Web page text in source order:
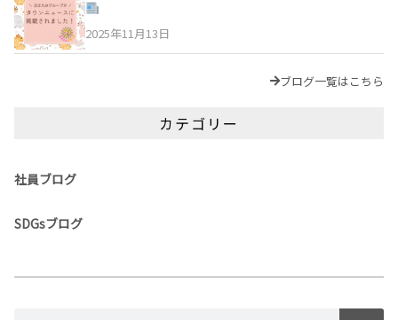
2025年11月13日
ブログ一覧はこちら
カテゴリー
社員ブログ
SDGsブログ